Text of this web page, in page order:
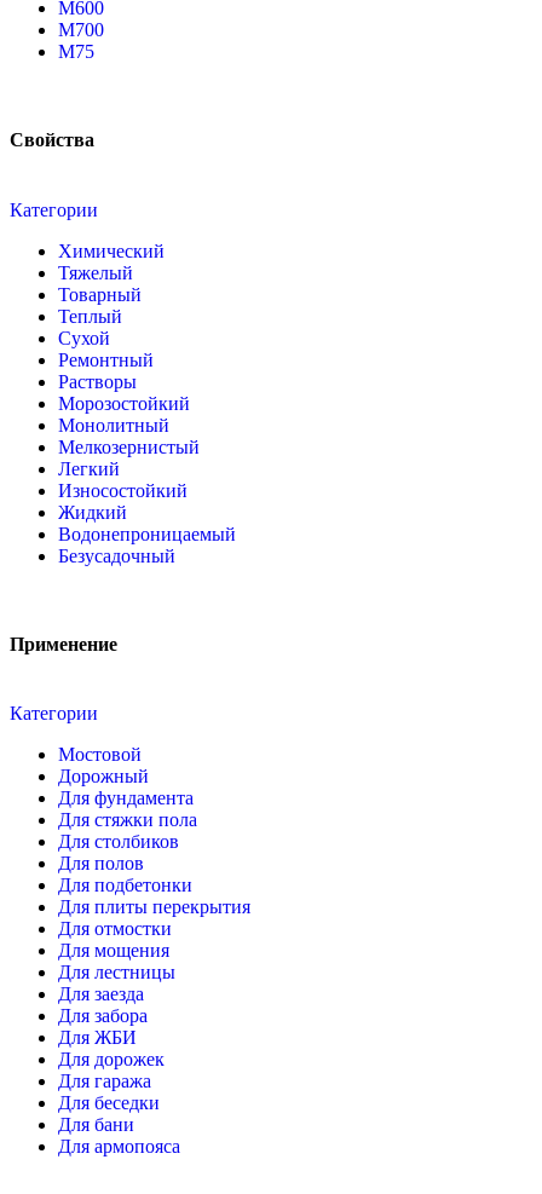
М600
М700
М75
Свойства
Категории
Химический
Тяжелый
Товарный
Теплый
Сухой
Ремонтный
Растворы
Морозостойкий
Монолитный
Мелкозернистый
Легкий
Износостойкий
Жидкий
Водонепроницаемый
Безусадочный
Применение
Категории
Мостовой
Дорожный
Для фундамента
Для стяжки пола
Для столбиков
Для полов
Для подбетонки
Для плиты перекрытия
Для отмостки
Для мощения
Для лестницы
Для заезда
Для забора
Для ЖБИ
Для дорожек
Для гаража
Для беседки
Для бани
Для армопояса